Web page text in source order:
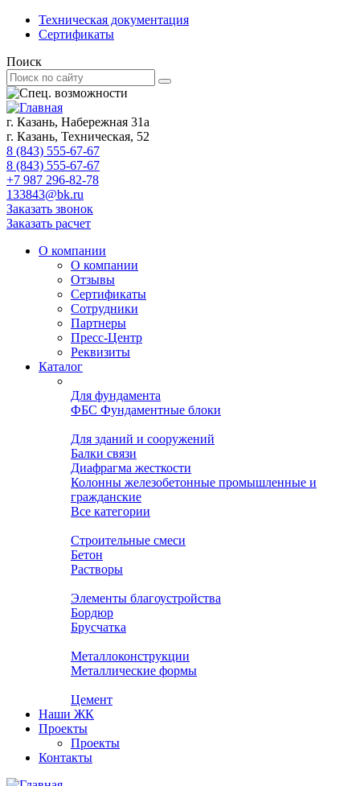
Техническая документация
Сертификаты
Поиск
г. Казань, Набережная 31а
г. Казань, Техническая, 52
8 (843) 555-67-67
8 (843) 555-67-67
+7 987 296-82-78
133843@bk.ru
Заказать звонок
Заказать расчет
О компании
О компании
Отзывы
Сертификаты
Сотрудники
Партнеры
Пресс-Центр
Реквизиты
Каталог
Для фундамента
ФБС Фундаментные блоки
Для зданий и сооружений
Балки связи
Диафрагма жесткости
Колонны железобетонные промышленные и
гражданские
Все категории
Строительные смеси
Бетон
Растворы
Элементы благоустройства
Бордюр
Брусчатка
Металлоконструкции
Металлические формы
Цемент
Наши ЖК
Проекты
Проекты
Контакты